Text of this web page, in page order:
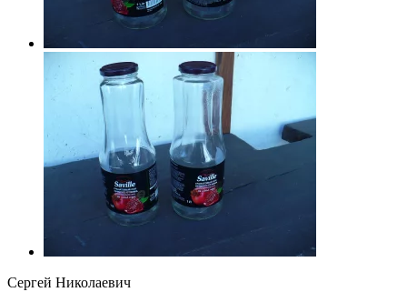
Сергей Николаевич